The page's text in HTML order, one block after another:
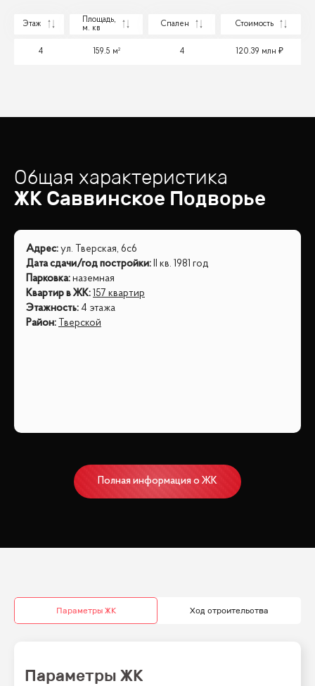
Этаж
Площадь,
м. кв
Спален Стоимость
4 159.5 м² 4 120.39 млн
Общая характеристика
ЖК Саввинское Подворье
Адрес: ул. Тверская, 6с6
Дата сдачи/год постройки:
II кв. 1981 год
Парковка: наземная
Квартир в ЖК: 157 квартир
Этажность: 4 этажа
Район: Тверской
Полная информация о ЖК
Параметры ЖК Ход строительства
Параметры ЖК